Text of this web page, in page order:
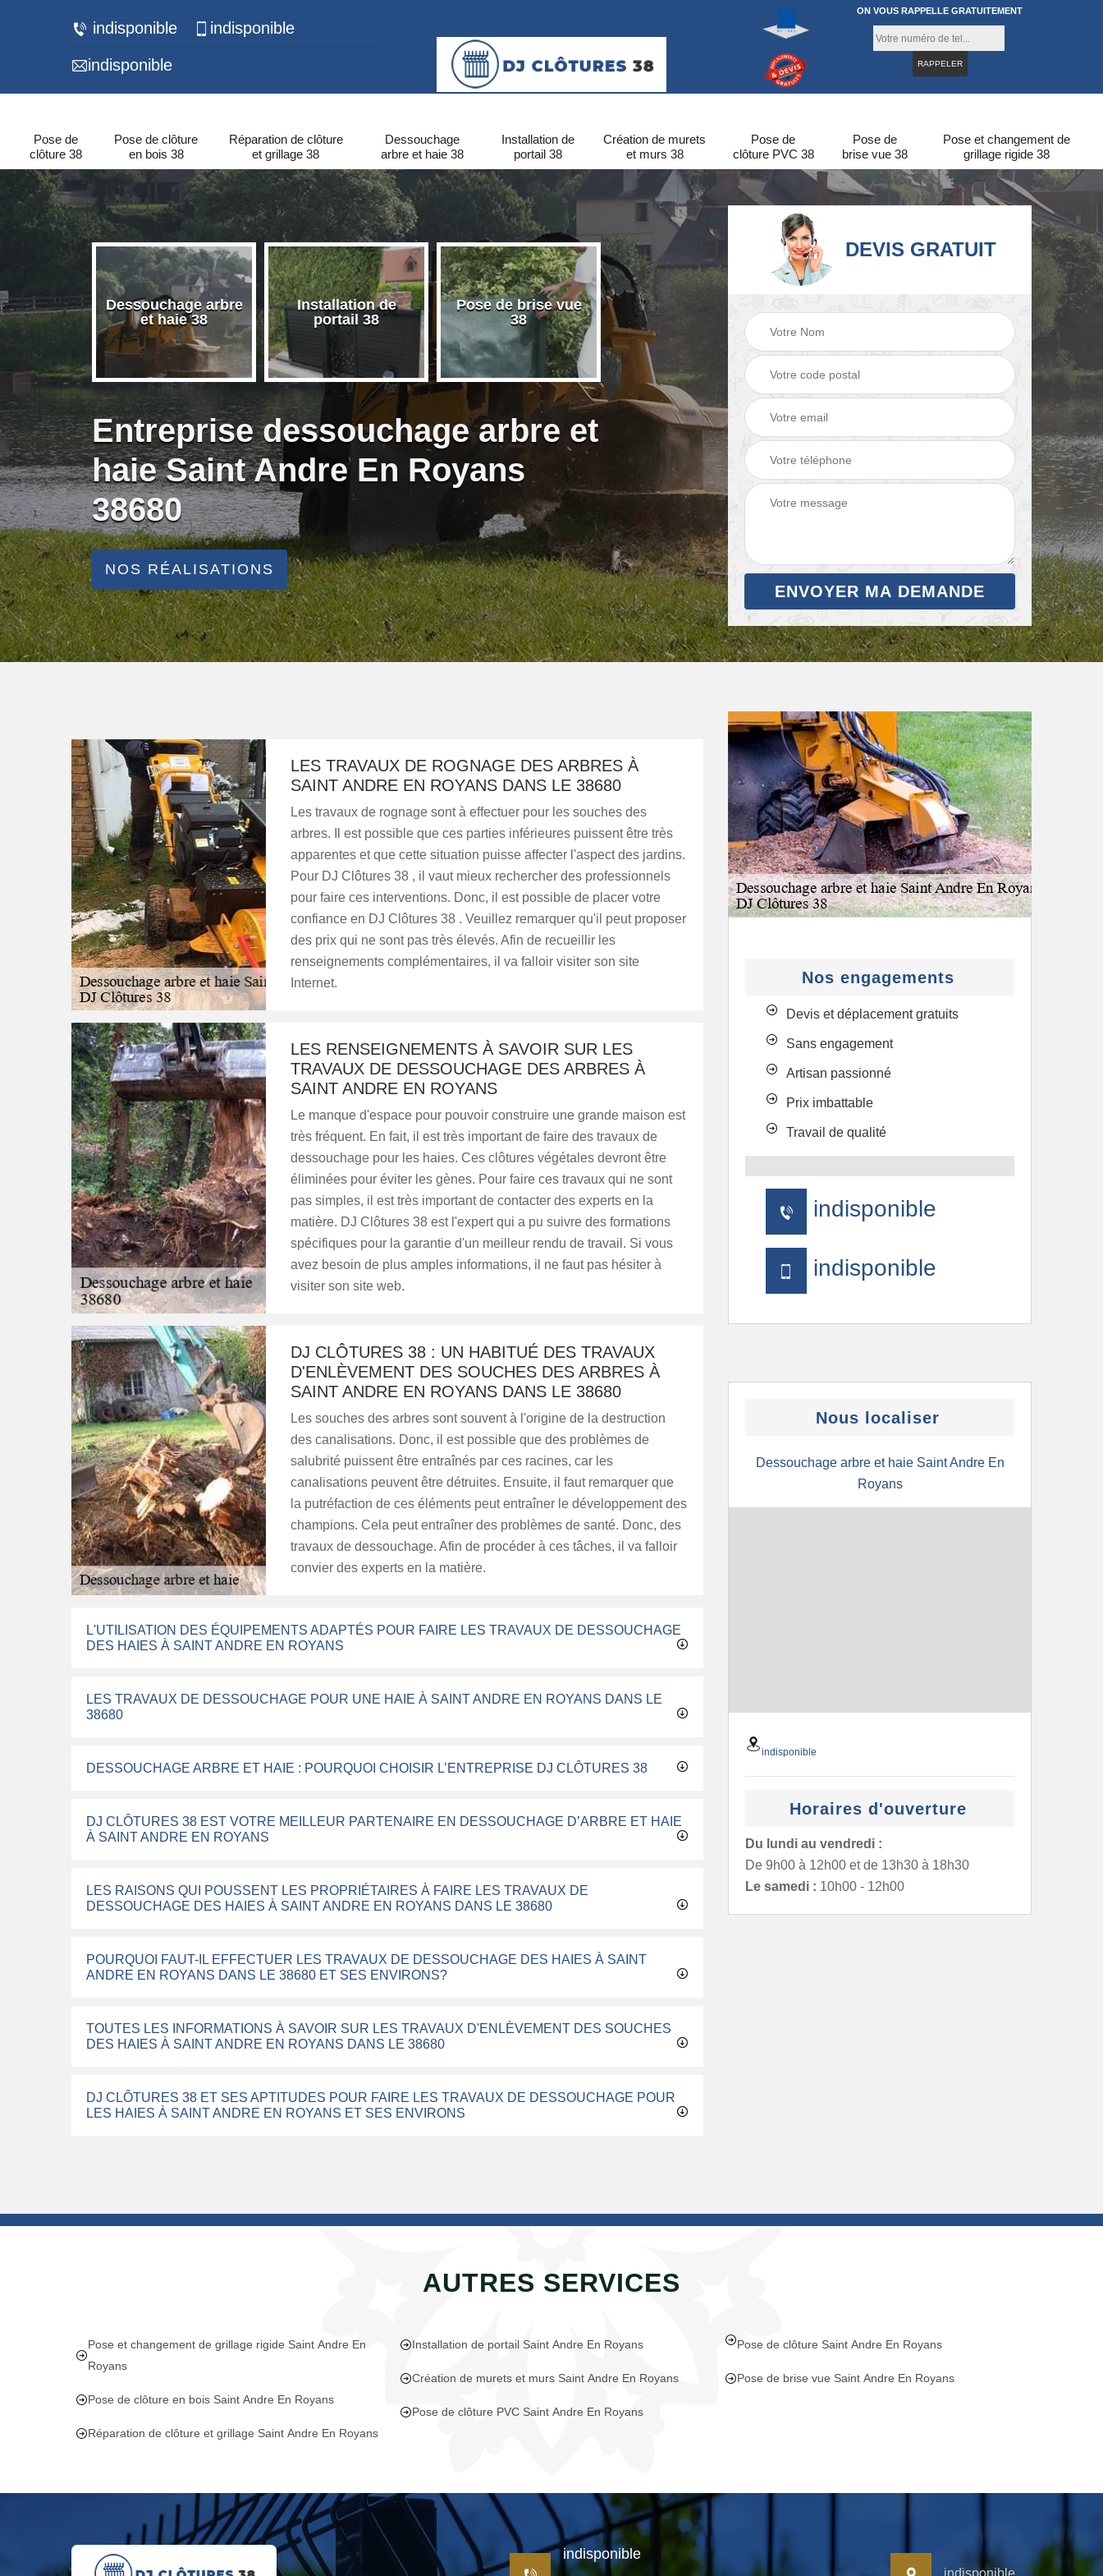
indisponible indisponible
indisponible
ON VOUS RAPPELLE GRATUITEMENT
Pose de
clôture 38
Pose de clôture
en bois 38
Réparation de clôture
et grillage 38
Dessouchage
arbre et haie 38
Installation de
portail 38
Création de murets
et murs 38
Pose de
clôture PVC 38
Pose de
brise vue 38
Pose et changement de
grillage rigide 38
murets
38
Dessouchage arbre
et haie 38
Installation de
portail 38
Pose de brise vue
38
Pose de clôture
Pose de clôture 38
Pose de clôture en
bois 38
Entreprise dessouchage arbre et
haie Saint Andre En Royans
38680
NOS RÉALISATIONS
DEVIS GRATUIT
LES TRAVAUX DE ROGNAGE DES ARBRES À
SAINT ANDRE EN ROYANS DANS LE 38680
Les travaux de rognage sont à effectuer pour les souches des
arbres. Il est possible que ces parties inférieures puissent être très
apparentes et que cette situation puisse affecter l'aspect des jardins.
Pour DJ Clôtures 38 , il vaut mieux rechercher des professionnels
pour faire ces interventions. Donc, il est possible de placer votre
confiance en DJ Clôtures 38 . Veuillez remarquer qu'il peut proposer
des prix qui ne sont pas très élevés. Afin de recueillir les
renseignements complémentaires, il va falloir visiter son site
Internet.
LES RENSEIGNEMENTS À SAVOIR SUR LES
TRAVAUX DE DESSOUCHAGE DES ARBRES À
SAINT ANDRE EN ROYANS
Le manque d'espace pour pouvoir construire une grande maison est
très fréquent. En fait, il est très important de faire des travaux de
dessouchage pour les haies. Ces clôtures végétales devront être
éliminées pour éviter les gènes. Pour faire ces travaux qui ne sont
pas simples, il est très important de contacter des experts en la
matière. DJ Clôtures 38 est l'expert qui a pu suivre des formations
spécifiques pour la garantie d'un meilleur rendu de travail. Si vous
avez besoin de plus amples informations, il ne faut pas hésiter à
visiter son site web.
DJ CLÔTURES 38 : UN HABITUÉ DES TRAVAUX
D'ENLÈVEMENT DES SOUCHES DES ARBRES À
SAINT ANDRE EN ROYANS DANS LE 38680
Les souches des arbres sont souvent à l'origine de la destruction
des canalisations. Donc, il est possible que des problèmes de
salubrité puissent être entraînés par ces racines, car les
canalisations peuvent être détruites. Ensuite, il faut remarquer que
la putréfaction de ces éléments peut entraîner le développement des
champions. Cela peut entraîner des problèmes de santé. Donc, des
travaux de dessouchage. Afin de procéder à ces tâches, il va falloir
convier des experts en la matière.
L'UTILISATION DES ÉQUIPEMENTS ADAPTÉS POUR FAIRE LES TRAVAUX DE DESSOUCHAGE
DES HAIES À SAINT ANDRE EN ROYANS
LES TRAVAUX DE DESSOUCHAGE POUR UNE HAIE À SAINT ANDRE EN ROYANS DANS LE
38680
DESSOUCHAGE ARBRE ET HAIE : POURQUOI CHOISIR L’ENTREPRISE DJ CLÔTURES 38
DJ CLÔTURES 38 EST VOTRE MEILLEUR PARTENAIRE EN DESSOUCHAGE D’ARBRE ET HAIE
À SAINT ANDRE EN ROYANS
LES RAISONS QUI POUSSENT LES PROPRIÉTAIRES À FAIRE LES TRAVAUX DE
DESSOUCHAGE DES HAIES À SAINT ANDRE EN ROYANS DANS LE 38680
POURQUOI FAUT-IL EFFECTUER LES TRAVAUX DE DESSOUCHAGE DES HAIES À SAINT
ANDRE EN ROYANS DANS LE 38680 ET SES ENVIRONS?
TOUTES LES INFORMATIONS À SAVOIR SUR LES TRAVAUX D'ENLÈVEMENT DES SOUCHES
DES HAIES À SAINT ANDRE EN ROYANS DANS LE 38680
DJ CLÔTURES 38 ET SES APTITUDES POUR FAIRE LES TRAVAUX DE DESSOUCHAGE POUR
LES HAIES À SAINT ANDRE EN ROYANS ET SES ENVIRONS
Nos engagements
Devis et déplacement gratuits
Sans engagement
Artisan passionné
Prix imbattable
Travail de qualité
indisponible
indisponible
Nous localiser
Dessouchage arbre et haie Saint Andre En
Royans
indisponible
Horaires d'ouverture
Du lundi au vendredi :
De 9h00 à 12h00 et de 13h30 à 18h30
Le samedi : 10h00 - 12h00
AUTRES SERVICES
Pose et changement de grillage rigide Saint Andre En
Royans
Pose de clôture en bois Saint Andre En Royans
Réparation de clôture et grillage Saint Andre En Royans
Installation de portail Saint Andre En Royans
Création de murets et murs Saint Andre En Royans
Pose de clôture PVC Saint Andre En Royans
Pose de clôture Saint Andre En Royans
Pose de brise vue Saint Andre En Royans
indisponible
indisponible